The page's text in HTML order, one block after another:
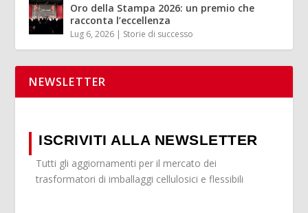
Oro della Stampa 2026: un premio che
racconta l’eccellenza
Lug 6, 2026 | Storie di successo
NEWSLETTER
ISCRIVITI ALLA NEWSLETTER
Tutti gli aggiornamenti per il mercato dei
trasformatori di imballaggi cellulosici e flessibili